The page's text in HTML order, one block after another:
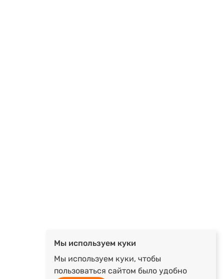
Мы используем куки
Мы используем куки, чтобы
пользоваться сайтом было удобно